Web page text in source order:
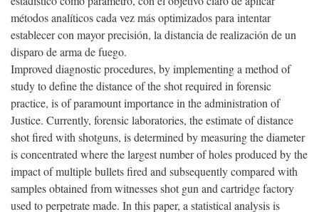
métodos analíticos cada vez más optimizados para intentar
establecer con mayor precisión, la distancia de realización de un
disparo de arma de fuego.
Improved diagnostic procedures, by implementing a method of
study to define the distance of the shot required in forensic
practice, is of paramount importance in the administration of
Justice. Currently, forensic laboratories, the estimate of distance
shot fired with shotguns, is determined by measuring the diameter
is concentrated where the largest number of holes produced by the
impact of multiple bullets fired and subsequently compared with
samples obtained from witnesses shot gun and cartridge factory
used to perpetrate made. In this paper, a statistical analysis is